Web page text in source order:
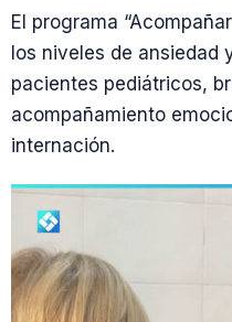
El programa
los niveles de ansiedad
pacientes pediátricos,
acompañamiento
internación.